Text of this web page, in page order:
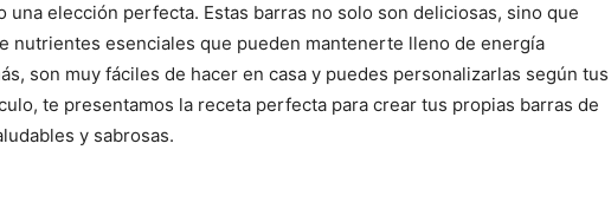
una elección perfecta. Estas barras no solo son deliciosas, sino que
nutrientes esenciales que pueden mantenerte lleno de energía
son muy fáciles de hacer en casa y puedes personalizarlas según tus
te presentamos la receta perfecta para crear tus propias barras de
y sabrosas.